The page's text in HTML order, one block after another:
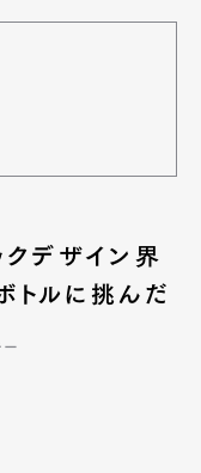
クデザイン界
トルに挑んだ
ー